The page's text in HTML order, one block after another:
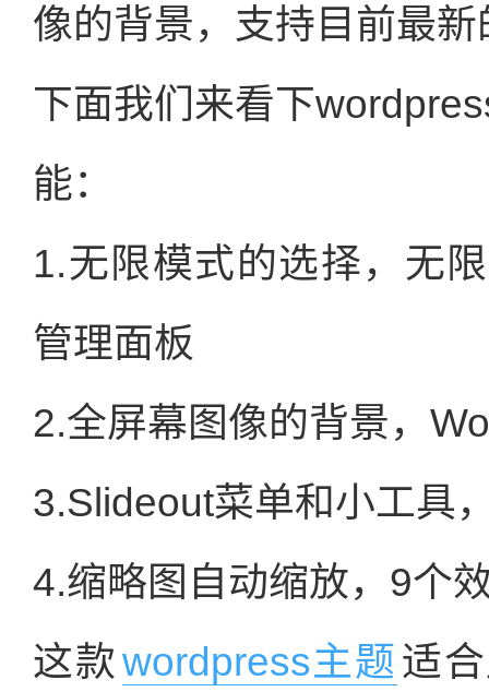
像的背景，支持目前最
下面我们来看下
能：
1.无限模式的选择，无
管理面板
2.全屏幕图像的背景，
3.Slideout菜单和小工具
4.缩略图自动缩放，9个
这款wordpress主题 适